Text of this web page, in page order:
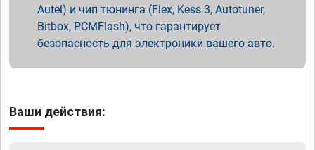
Autel) и чип тюнинга (Flex, Kess 3, Autotuner,
Bitbox, PCMFlash), что гарантирует
безопасность для электроники вашего авто.
Ваши действия: